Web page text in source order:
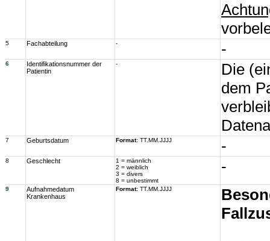
5 Fachabteilung - -
6
Identifikationsnummer der
Patientin
-
Die
dem
7 Geburtsdatum Format: TT.MM.JJJJ -
8 Geschlecht
1 = männlich
2 = weiblich
3 = divers
8 = unbestimmt
-
9
Aufnahmedatum
Krankenhaus
Format: TT.MM.JJJJ